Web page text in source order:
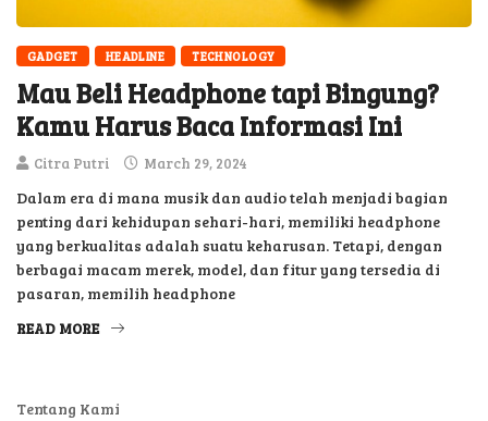
GADGET HEADLINE TECHNOLOGY
Mau Beli Headphone tapi Bingung?
Kamu Harus Baca Informasi Ini
Citra Putri March 29, 2024
Dalam era di mana musik dan audio telah menjadi bagian
penting dari kehidupan sehari-hari, memiliki headphone
yang berkualitas adalah suatu keharusan. Tetapi, dengan
berbagai macam merek, model, dan fitur yang tersedia di
pasaran, memilih headphone
READ MORE
Tentang Kami